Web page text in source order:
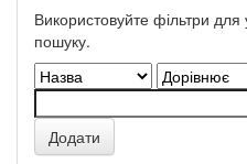
Використовуйте фільтри для
пошуку.